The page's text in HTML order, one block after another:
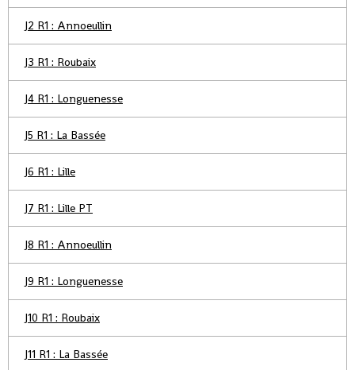
J2 R1 : Annoeullin
J3 R1 : Roubaix
J4 R1 : Longuenesse
J5 R1 : La Bassée
J6 R1 : Lille
J7 R1 : Lille PT
J8 R1 : Annoeullin
J9 R1 : Longuenesse
J10 R1 : Roubaix
J11 R1 : La Bassée